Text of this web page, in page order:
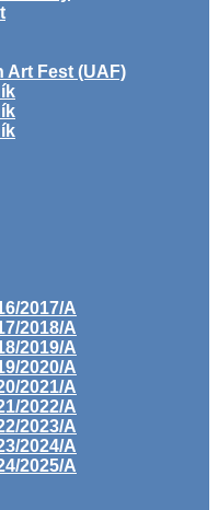
Art Fest (UAF)
2017/A
2018/A
2019/A
2020/A
2021/A
2022/A
2023/A
2024/A
2025/A